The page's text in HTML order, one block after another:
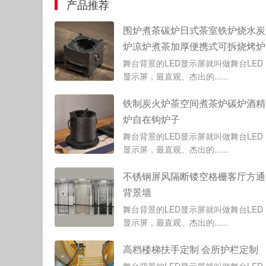
产品推荐
围炉煮茶碳炉日式茶室铁炉烧水炭
炉凉炉煮茶加厚便携式可拆烧烤炉
舞台背景的LED显示屏就叫做舞台LED
显示屏，最直观、杰出的......
铁制炭火炉茶空间煮茶炉碳炉酒精
炉自在钩炉子
舞台背景的LED显示屏就叫做舞台LED
显示屏，最直观、杰出的......
不锈钢屏风隔断镂空格栅客厅方通
背景墙
舞台背景的LED显示屏就叫做舞台LED
显示屏，最直观、杰出的......
高档楼梯扶手定制 会所护栏定制